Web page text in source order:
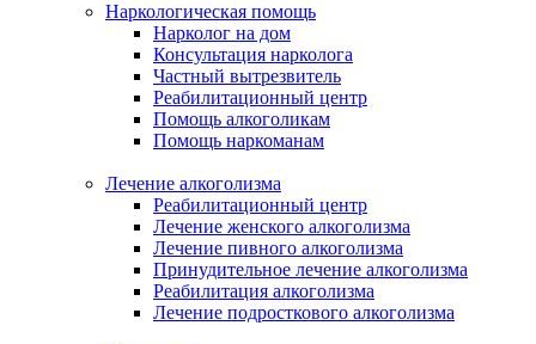
Наркологическая помощь
Нарколог на дом
Консультация нарколога
Частный вытрезвитель
Реабилитационный центр
Помощь алкоголикам
Помощь наркоманам
Лечение алкоголизма
Реабилитационный центр
Лечение женского алкоголизма
Лечение пивного алкоголизма
Принудительное лечение алкоголизма
Реабилитация алкоголизма
Лечение подросткового алкоголизма